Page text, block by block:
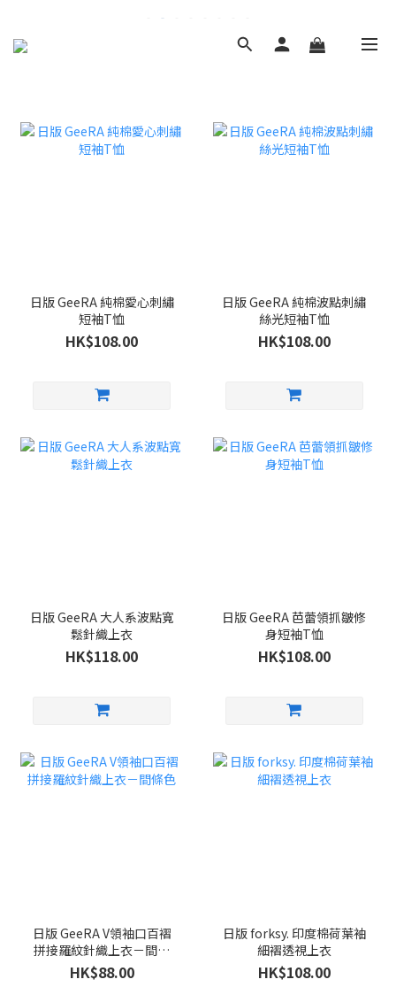
日版 GeeRA 純棉愛心刺繡
短袖T恤
HK$108.00
日版 GeeRA 純棉波點刺繡
絲光短袖T恤
HK$108.00
日版 GeeRA 大人系波點寬
鬆針織上衣
HK$118.00
日版 GeeRA 芭蕾領抓皺修
身短袖T恤
HK$108.00
日版 GeeRA V領袖口百褶
拼接羅紋針織上衣－間條
色
HK$88.00
日版 forksy. 印度棉荷葉袖
細褶透視上衣
HK$108.00